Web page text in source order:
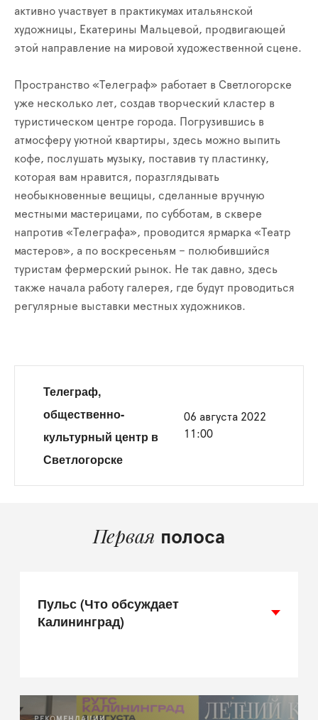
активно участвует в практикумах итальянской
художницы, Екатерины Мальцевой, продвигающей
этой направление на мировой художественной сцене.
Пространство «Телеграф» работает в Светлогорске
уже несколько лет, создав творческий кластер в
туристическом центре города. Погрузившись в
атмосферу уютной квартиры, здесь можно выпить
кофе, послушать музыку, поставив ту пластинку,
которая вам нравится, поразглядывать
необыкновенные вещицы, сделанные вручную
местными мастерицами, по субботам, в сквере
напротив «Телеграфа», проводится ярмарка «Театр
мастеров», а по воскресеньям – полюбившийся
туристам фермерский рынок. Не так давно, здесь
также начала работу галерея, где будут проводиться
регулярные выставки местных художников.
Телеграф,
общественно-
культурный центр в
Светлогорске
06 августа 2022
11:00
Первая полоса
Пульс (Что обсуждает
Калининград)